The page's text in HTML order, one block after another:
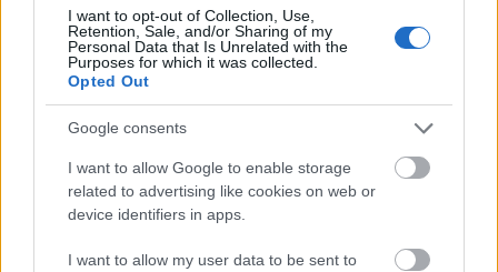
I want to opt-out of Collection, Use,
Retention, Sale, and/or Sharing of my
Personal Data that Is Unrelated with the
Purposes for which it was collected.
Opted Out
Google consents
I want to allow Google to enable storage
related to advertising like cookies on web or
device identifiers in apps.
I want to allow my user data to be sent to
a szexin felvágott, hosszú szoknyáját a legapróbb
részletekig kidolgozták, érdemes közelebbről is
megfigyelned ezeket a gyönyörű hímzéseket.